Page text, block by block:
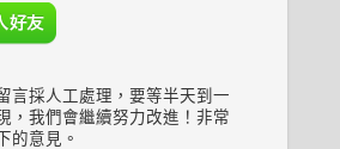
言採人工處理，要等半天到一
，我們會繼續努力改進！非常
的意見。